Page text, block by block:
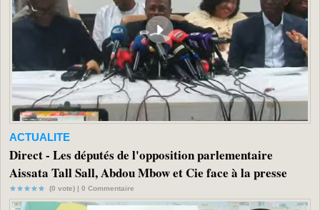
ACTUALITE
Direct - Les députés de l'opposition parlementaire
Aissata Tall Sall, Abdou Mbow et Cie face à la presse
(0 vote) | 0 Commentaire